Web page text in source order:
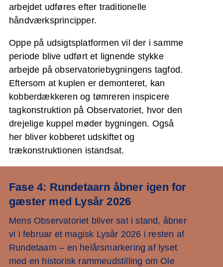
arbejdet udføres efter traditionelle
håndværksprincipper.
Oppe på udsigtsplatformen vil der i samme
periode blive udført et lignende stykke
arbejde på observatoriebygningens tagfod.
Eftersom at kuplen er demonteret, kan
kobberdækkeren og tømreren inspicere
tagkonstruktion på Observatoriet, hvor den
drejelige kuppel møder bygningen. Også
her bliver kobberet udskiftet og
trækonstruktionen istandsat.
Fase 4: Rundetaarn åbner igen for
gæster med Lysår 2026
Mens Observatoriet bliver sat i stand, åbner
vi i februar et magisk Lysår 2026 i resten af
Rundetaarn – en helårsmarkering af lyset
med en historisk rammeudstilling om Ole